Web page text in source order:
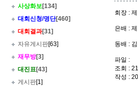
사상화보[134]
대회신청/명단[460]
대회결과[31]
자유게시판[63]
재무방[3]
대진표[43]
게시판[1]
회장 :
은배 :
동배 :
파일 :
조회 :
작성 :